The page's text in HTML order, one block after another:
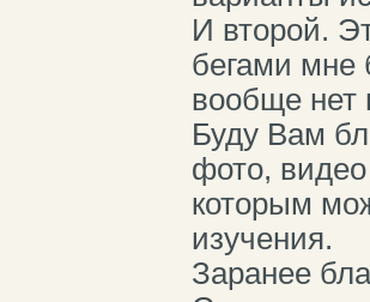
И второй.
бегами мне
вообще нет
Буду Вам
фото,
которым
изучения.
Заранее